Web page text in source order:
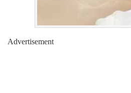
Advertisement